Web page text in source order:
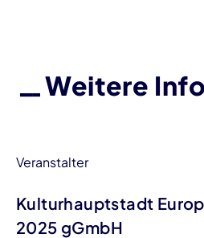
Weitere
Veranstalter
Kulturhauptstadt
2025 gGmbH